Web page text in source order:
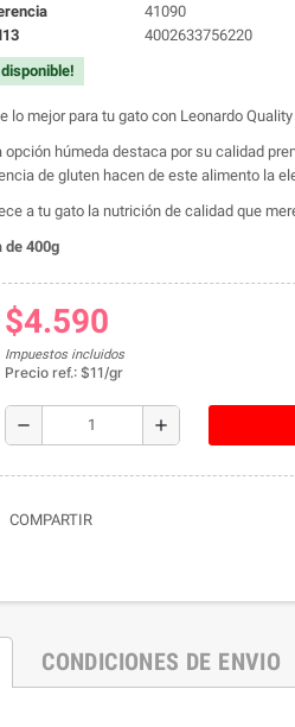
41090
4002633756220
disponible!
lo mejor para tu gato con Leonardo
opción húmeda destaca por su calidad
de gluten hacen de este alimento la
a tu gato la nutrición de calidad que
de 400g
$4.590
Impuestos incluidos
Precio ref.: $11/gr
remove add
COMPARTIR
CONDICIONES DE ENVIO